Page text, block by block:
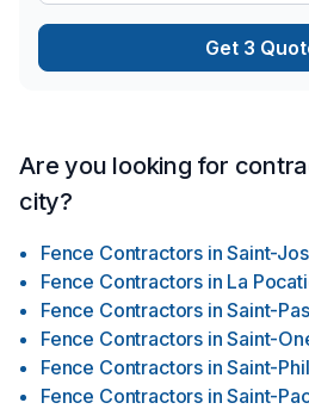
neighborhoods! Our Mission Stainless Nation is always
committed to complete customer
the highest quality products, and
needs in mind.
Get 3
Are you looking for
city?
Fence Contractors in Saint-
Fence Contractors in La
Fence Contractors in Saint-
Fence Contractors in Saint-
Fence Contractors in Saint-
Fence Contractors in Saint-